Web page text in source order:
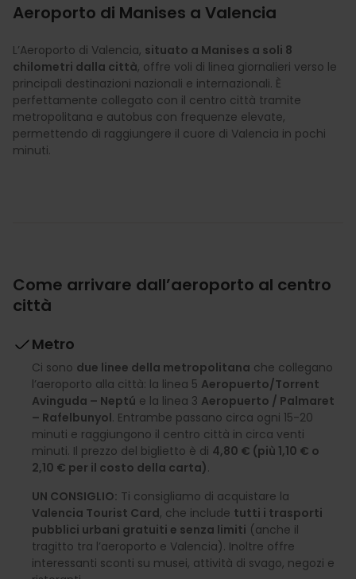
Aeroporto di Manises a Valencia
L’Aeroporto di Valencia, situato a Manises a soli 8
chilometri dalla città, offre voli di linea giornalieri verso le
principali destinazioni nazionali e internazionali. È
perfettamente collegato con il centro città tramite
metropolitana e autobus con frequenze elevate,
permettendo di raggiungere il cuore di Valencia in pochi
minuti.
Come arrivare dall’aeroporto al centro
città
Metro
Ci sono due linee della metropolitana che collegano
l’aeroporto alla città: la linea 5 Aeropuerto/Torrent
Avinguda – Neptú e la linea 3 Aeropuerto / Palmaret
– Rafelbunyol. Entrambe passano circa ogni 15-20
minuti e raggiungono il centro città in circa venti
minuti. Il prezzo del biglietto è di 4,80 € (più 1,10 € o
2,10 € per il costo della carta).
UN CONSIGLIO: Ti consigliamo di acquistare la
Valencia Tourist Card, che include tutti i trasporti
pubblici urbani gratuiti e senza limiti (anche il
tragitto tra l’aeroporto e Valencia). Inoltre offre
interessanti sconti su musei, attività di svago, negozi e